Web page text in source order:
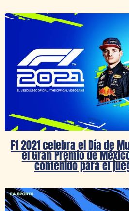
F1 2021 celebra el Día de
el Gran Premio de
contenido para el